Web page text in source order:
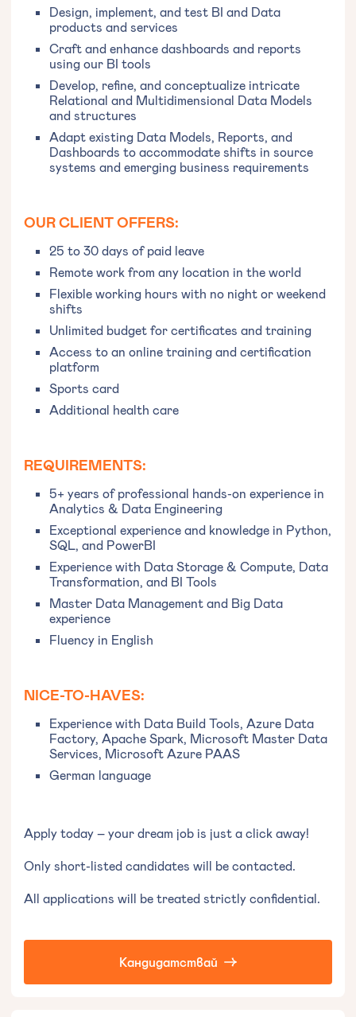
Design, implement, and test BI and Data
products and services
Craft and enhance dashboards and reports
using our BI tools
Develop, refine, and conceptualize intricate
Relational and Multidimensional Data Models
and structures
Adapt existing Data Models, Reports, and
Dashboards to accommodate shifts in source
systems and emerging business requirements
OUR CLIENT OFFERS:
25 to 30 days of paid leave
Remote work from any location in the world
Flexible working hours with no night or weekend
shifts
Unlimited budget for certificates and training
Access to an online training and certification
platform
Sports card
Additional health care
REQUIREMENTS:
5+ years of professional hands-on experience in
Analytics & Data Engineering
Exceptional experience and knowledge in Python,
SQL, and PowerBI
Experience with Data Storage & Compute, Data
Transformation, and BI Tools
Master Data Management and Big Data
experience
Fluency in English
NICE-TO-HAVES:
Experience with Data Build Tools, Azure Data
Factory, Apache Spark, Microsoft Master Data
Services, Microsoft Azure PAAS
German language
Apply today – your dream job is just a click away!
Only short-listed candidates will be contacted.
All applications will be treated strictly confidential.
Кандидатствай